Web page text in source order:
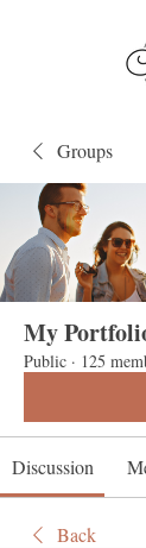
Groups
My
Public · 125
Discussion
Back